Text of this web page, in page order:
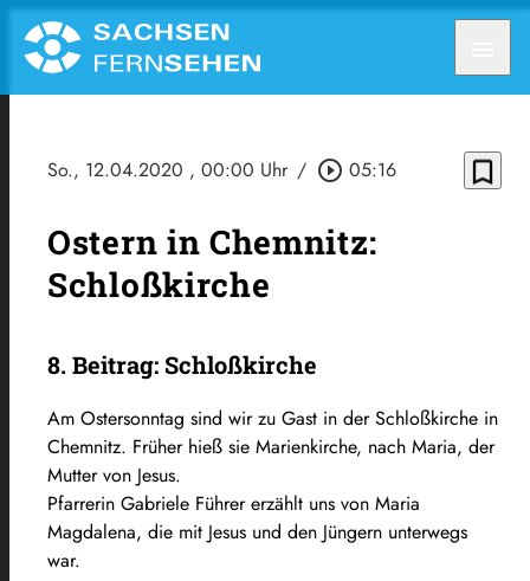
So., 12.04.2020 , 00:00 Uhr / play_circle_outline 05:16 bookmark_border
Ostern in Chemnitz:
Schloßkirche
8. Beitrag: Schloßkirche
Am Ostersonntag sind wir zu Gast in der Schloßkirche in
Chemnitz. Früher hieß sie Marienkirche, nach Maria, der
Mutter von Jesus.
Pfarrerin Gabriele Führer erzählt uns von Maria
Magdalena, die mit Jesus und den Jüngern unterwegs
war.